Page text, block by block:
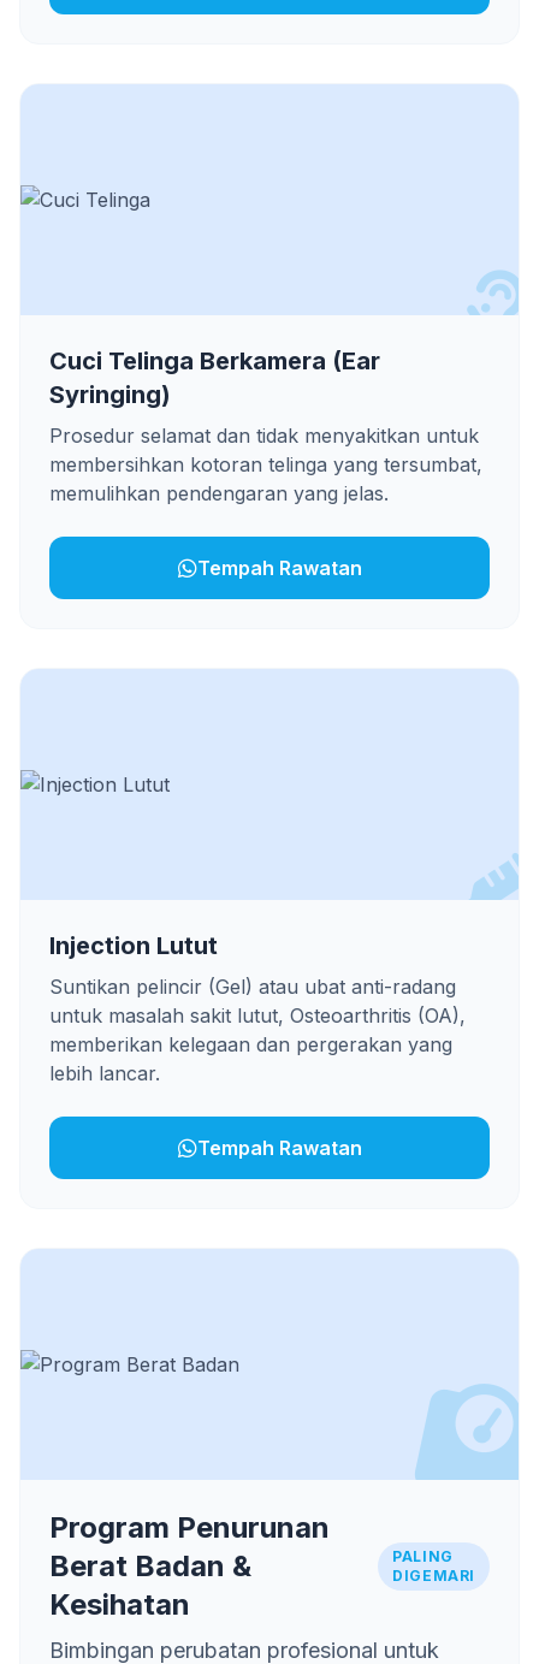
Cuci Telinga Berkamera (Ear
Syringing)
Prosedur selamat dan tidak menyakitkan untuk
membersihkan kotoran telinga yang tersumbat,
memulihkan pendengaran yang jelas.
Tempah Rawatan
Injection Lutut
Suntikan pelincir (Gel) atau ubat anti-radang
untuk masalah sakit lutut, Osteoarthritis (OA),
memberikan kelegaan dan pergerakan yang
lebih lancar.
Tempah Rawatan
Program Penurunan
Berat Badan &
Kesihatan
PALING
DIGEMARI
Bimbingan perubatan profesional untuk